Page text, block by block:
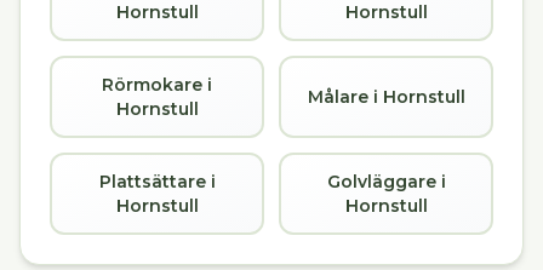
Hornstull
Hornstull
Rörmokare i
Hornstull
Målare i Hornstull
Plattsättare i
Hornstull
Golvläggare i
Hornstull